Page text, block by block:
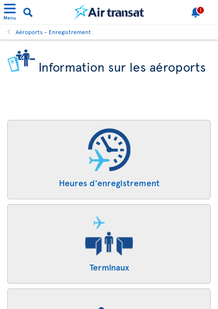
Menu
1
Aéroports - Enregistrement
Information sur les aéroports
Heures d'enregistrement
Terminaux